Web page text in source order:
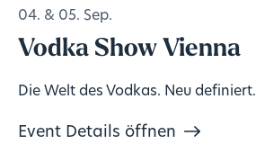
04. & 05. Sep.
Vodka Show Vienna
Die Welt des Vodkas. Neu definiert.
Event Details öffnen